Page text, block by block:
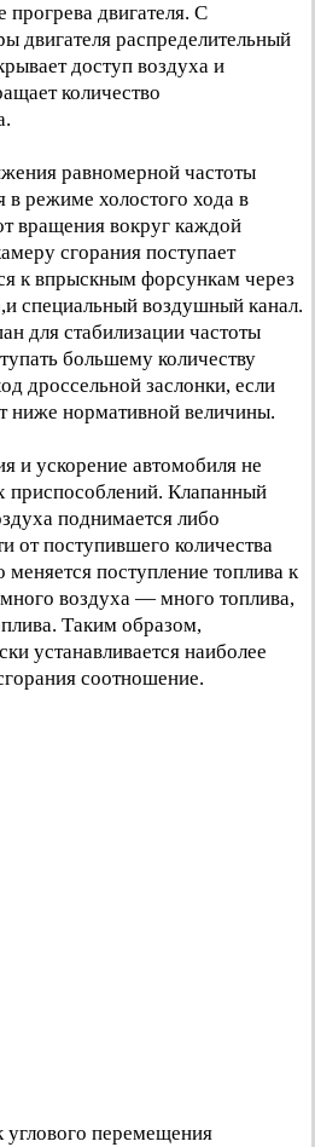
прогрева двигателя. С
двигателя распределительный
доступ воздуха и
количество
равномерной частоты
в режиме холостого хода в
вращения вокруг каждой
сгорания поступает
к впрыскным форсункам через
специальный воздушный канал.
для стабилизации частоты
большему количеству
дроссельной заслонки, если
ниже нормативной величины.
и ускорение автомобиля не
приспособлений. Клапанный
поднимается либо
от поступившего количества
меняется поступление топлива к
воздуха — много топлива,
Таким образом,
устанавливается наиболее
соотношение.
углового перемещения